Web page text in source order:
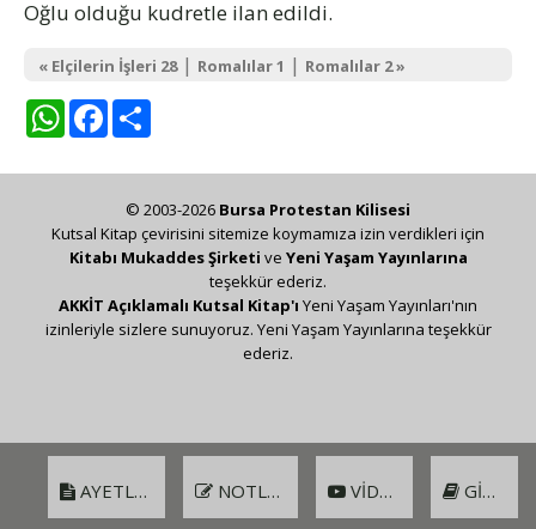
Oğlu olduğu kudretle ilan edildi.
« Elçilerin İşleri 28| Romalılar 1 | Romalılar 2 »
WhatsAppFacebook
AYETLER NOTLAR VIDEO GIRIŞ
© 2003-2026 Bursa Protestan Kilisesi
Kutsal Kitap çevirisini sitemize koymamıza izin verdikleri için
Kitabı Mukaddes Şirketi ve Yeni Yaşam Yayınlarına
teşekkür ederiz.
AKKİT Açıklamalı Kutsal Kitap'ı Yeni Yaşam Yayınları'nın
izinleriyle sizlere sunuyoruz. Yeni Yaşam Yayınlarına teşekkür
ederiz.